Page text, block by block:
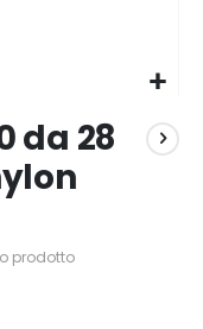
da 28
prodotto